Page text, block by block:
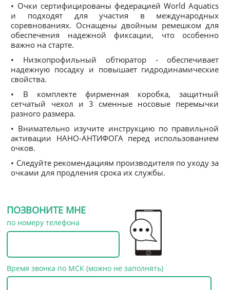
• Очки сертифицированы федерацией World Aquatics
и подходят для участия в международных
соревнованиях. Оснащены двойным ремешком для
обеспечения надежной фиксации, что особенно
важно на старте.
• Низкопрофильный обтюратор - обеспечивает
надежную посадку и повышает гидродинамические
свойства.
• В комплекте фирменная коробка, защитный
сетчатый чехол и 3 сменные носовые перемычки
разного размера.
• Внимательно изучите инструкцию по правильной
активации НАНО-АНТИФОГА перед использованием
очков.
• Следуйте рекомендациям производителя по уходу за
очками для продления срока их службы.
ПОЗВОНИТЕ МНЕ
по номеру телефона
Время звонка по МСК (можно не заполнять)